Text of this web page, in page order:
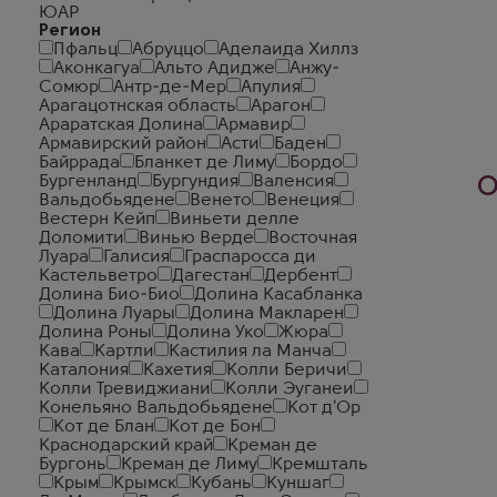
ЮАР
Регион
Пфальц
Абруццо
Аделаида Хиллз
Аконкагуа
Альто Адидже
Анжу-
Сомюр
Антр-де-Мер
Апулия
Арагацотнская область
Арагон
Араратская Долина
Армавир
Армавирский район
Асти
Баден
Байррада
Бланкет де Лиму
Бордо
Бургенланд
Бургундия
Валенсия
Вальдобьядене
Венето
Венеция
Вестерн Кейп
Виньети делле
Доломити
Винью Верде
Восточная
Луара
Галисия
Граспаросса ди
Кастельветро
Дагестан
Дербент
Долина Био-Био
Долина Касабланка
Долина Луары
Долина Макларен
Долина Роны
Долина Уко
Жюра
Кава
Картли
Кастилия ла Манча
Каталония
Кахетия
Колли Беричи
Колли Тревиджиани
Колли Эуганеи
Конельяно Вальдобьядене
Кот д'Ор
Кот де Блан
Кот де Бон
Краснодарский край
Креман де
Бургонь
Креман де Лиму
Кремшталь
Крым
Крымск Кубань
Куншаг